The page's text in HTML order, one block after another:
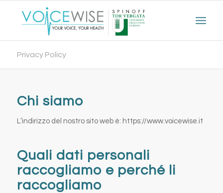
Privacy Policy
Chi siamo
L’indirizzo del nostro sito web è: https://www.voicewise.it
Quali dati personali
raccogliamo e perché li
raccogliamo